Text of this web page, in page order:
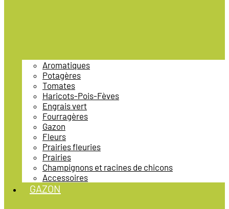
Aromatiques
Potagères
Tomates
Haricots-Pois-Fèves
Engrais vert
Fourragères
Gazon
Fleurs
Prairies fleuries
Prairies
Champignons et racines de chicons
Accessoires
GAZON